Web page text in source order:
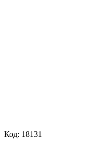
Код: 18131